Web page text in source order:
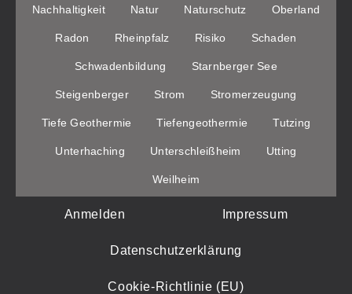
Nachhaltigkeit Natur Naturschutz Oberland
Radon Rheinpfalz Risiko Schaden
Schwadenbildung Starnberger See
Steigenberger Strom Stromerzeugung
Tiefe Geothermie Tiefengeothermie Tutzing
Unterhaching Unterschleißheim Utting
Weilheim
Anmelden Impressum
Datenschutzerklärung
Cookie-Richtlinie (EU)